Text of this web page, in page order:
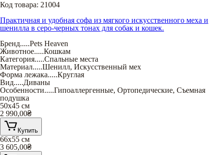
Код товара: 21004
Практичная и удобная софа из мягкого искусственного меха и
шенилла в серо-черных тонах для собак и кошек.
Бренд.....Pets Heaven
Животное.....Кошкам
Категория.....Спальные места
Материал.....Шенилл, Искусственный мех
Форма лежака.....Круглая
Вид.....Диваны
Особенности.....Гипоаллергенные, Ортопедические, Съемная
подушка
50х45 см
2 990,00₴
Купить
66х55 см
3 605,00₴